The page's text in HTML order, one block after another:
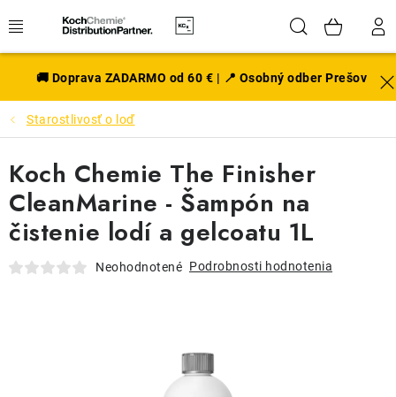
na
Hľadať
EXTERIÉR
DISKY A PNEU
INTERIÉR
PRÍSLUŠENSTVO
VÔNE DO AUTA
🚚 Doprava ZADARMO od 60 € | 📍 Osobný odber Prešov
Starostlivosť o loď
Koch Chemie The Finisher
CleanMarine - Šampón na
čistenie lodí a gelcoatu 1L
Neohodnotené Podrobnosti hodnotenia